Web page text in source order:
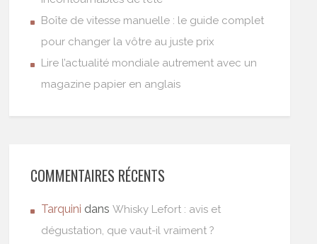
Boîte de vitesse manuelle : le guide complet
pour changer la vôtre au juste prix
Lire l’actualité mondiale autrement avec un
magazine papier en anglais
COMMENTAIRES RÉCENTS
Tarquini dansWhisky Lefort : avis et
dégustation, que vaut-il vraiment ?